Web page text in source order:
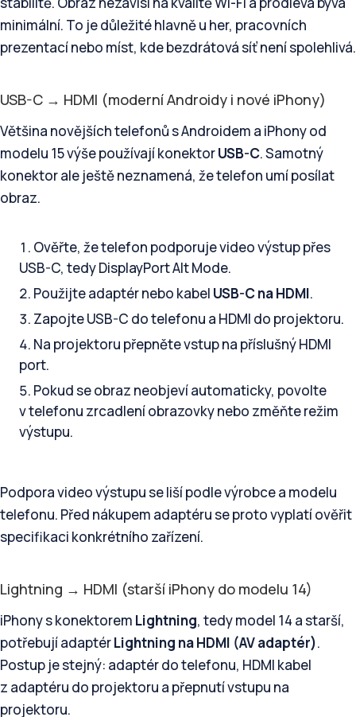
minimální. To je důležité hlavně u her, pracovních
prezentací nebo míst, kde bezdrátová síť není spolehlivá.
USB-C → HDMI (moderní Androidy i nové iPhony)
Většina novějších telefonů s Androidem a iPhony od
modelu 15 výše používají konektorUSB-C. Samotný
konektor ale ještě neznamená, že telefon umí posílat
obraz.
Ověřte, že telefon podporuje video výstup přes
USB-C, tedy DisplayPort Alt Mode.
Použijte adaptér nebo kabel USB-C na HDMI.
Zapojte USB-C do telefonu a HDMI do projektoru.
Na projektoru přepněte vstup na příslušný HDMI
port.
Pokud se obraz neobjeví automaticky, povolte
v telefonu zrcadlení obrazovky nebo změňte režim
výstupu.
Podpora video výstupu se liší podle výrobce a modelu
telefonu. Před nákupem adaptéru se proto vyplatí ověřit
specifikaci konkrétního zařízení.
Lightning → HDMI (starší iPhony do modelu 14)
iPhony s konektorem Lightning, tedy model 14 a starší,
potřebují adaptérLightning na HDMI (AV adaptér).
Postup je stejný: adaptér do telefonu, HDMI kabel
z adaptéru do projektoru a přepnutí vstupu na
projektoru.